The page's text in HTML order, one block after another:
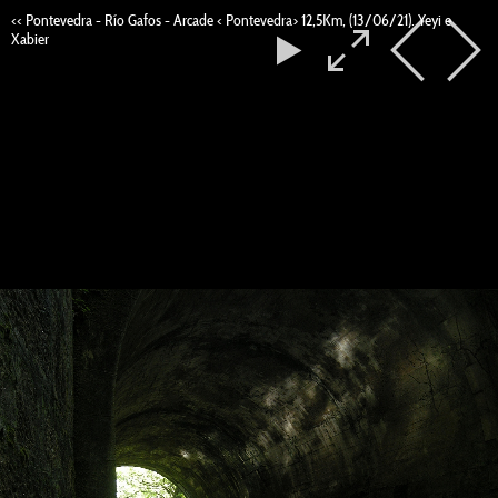
<< Pontevedra - Río Gafos - Arcade < Pontevedra> 12,5Km, (13/06/21). Yeyi e
Xabier